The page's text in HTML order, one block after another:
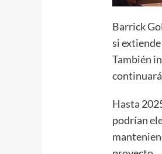
Barrick
si
También
Hasta
podrían